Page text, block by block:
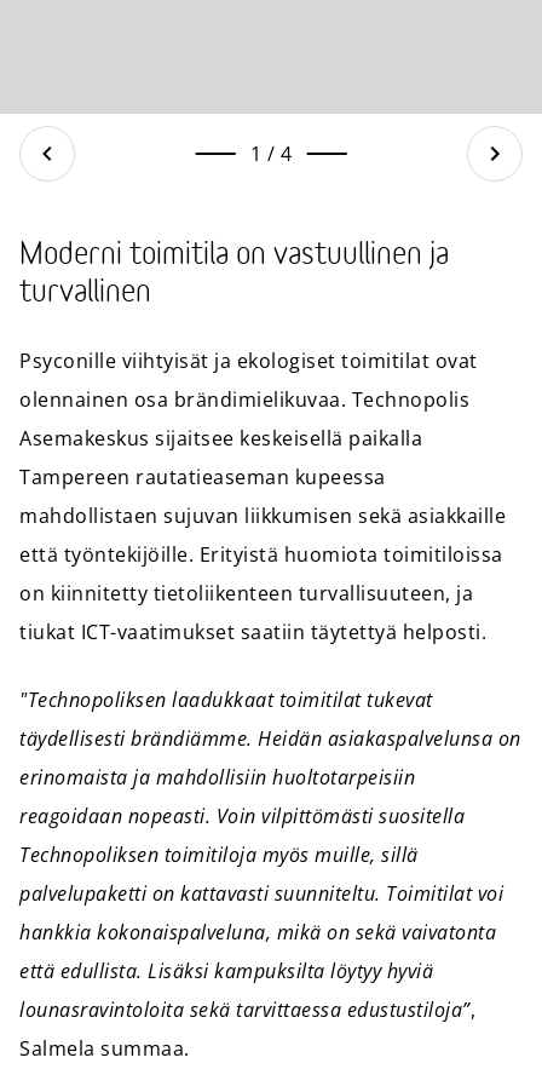
Takaisin 1 / 4
Moderni toimitila on vastuullinen ja
turvallinen
Psyconille viihtyisät ja ekologiset toimitilat ovat
olennainen osa brändimielikuvaa. Technopolis
Asemakeskus sijaitsee keskeisellä paikalla
Tampereen rautatieaseman kupeessa
mahdollistaen sujuvan liikkumisen sekä asiakkaille
että työntekijöille. Erityistä huomiota toimitiloissa
on kiinnitetty tietoliikenteen turvallisuuteen, ja
tiukat ICT-vaatimukset saatiin täytettyä helposti.
"Technopoliksen laadukkaat toimitilat tukevat
täydellisesti brändiämme. Heidän asiakaspalvelunsa on
erinomaista ja mahdollisiin huoltotarpeisiin
reagoidaan nopeasti. Voin vilpittömästi suositella
Technopoliksen toimitiloja myös muille, sillä
palvelupaketti on kattavasti suunniteltu. Toimitilat voi
hankkia kokonaispalveluna, mikä on sekä vaivatonta
että edullista. Lisäksi kampuksilta löytyy hyviä
lounasravintoloita sekä tarvittaessa edustustiloja”,
Salmela summaa.